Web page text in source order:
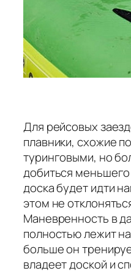
Для рейсовых
плавники, схожие
туринговыми, но
добиться
доска будет идти
этом не
Маневренность в
полностью лежит
больше он
владеет доской и